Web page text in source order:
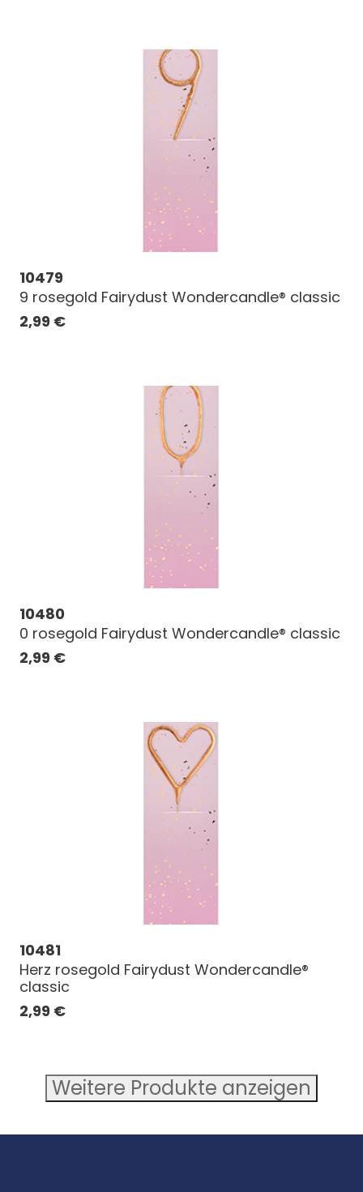
10479
9 rosegold Fairydust Wondercandle® classic
2,99 €
10480
0 rosegold Fairydust Wondercandle® classic
2,99 €
10481
Herz rosegold Fairydust Wondercandle®
classic
2,99 €
Weitere Produkte anzeigen